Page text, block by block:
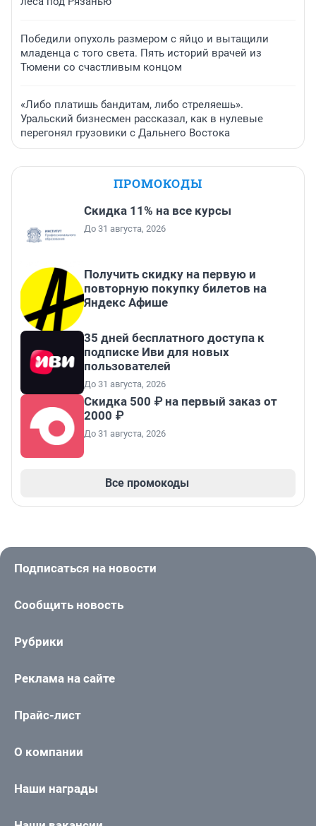
Победили опухоль размером с яйцо и вытащили
младенца с того света. Пять историй врачей из
Тюмени со счастливым концом
«Либо платишь бандитам, либо стреляешь».
Уральский бизнесмен рассказал, как в нулевые
перегонял грузовики с Дальнего Востока
ПРОМОКОДЫ
Скидка 11% на все курсы
До 31 августа, 2026
Получить скидку на первую и
повторную покупку билетов на
Яндекс Афише
35 дней бесплатного доступа к
подписке Иви для новых
пользователей
До 31 августа, 2026
Скидка 500 ₽ на первый заказ от
2000 ₽
До 31 августа, 2026
Все промокоды
Подписаться на новости
Сообщить новость
Рубрики
Реклама на сайте
Прайс-лист
О компании
Наши награды